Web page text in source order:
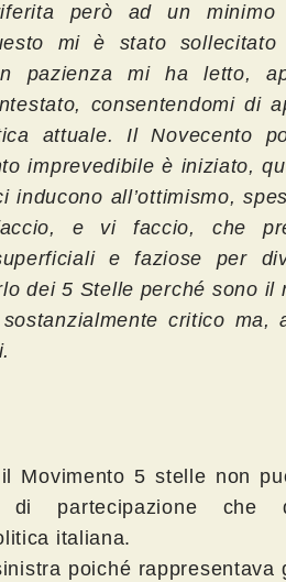
però ad un minimo
mi è stato sollecitato
pazienza mi ha letto,
consentendomi di
attuale. Il Novecento
imprevedibile è iniziato,
inducono all’ottimismo,
e vi faccio, che
e faziose per
dei 5 Stelle perché sono il
critico ma,
Movimento 5 stelle non
di partecipazione che
italiana.
poiché rappresentava